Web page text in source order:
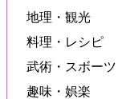
地理・観光
料理・レシピ
武術・スボーツ
趣味・娯楽